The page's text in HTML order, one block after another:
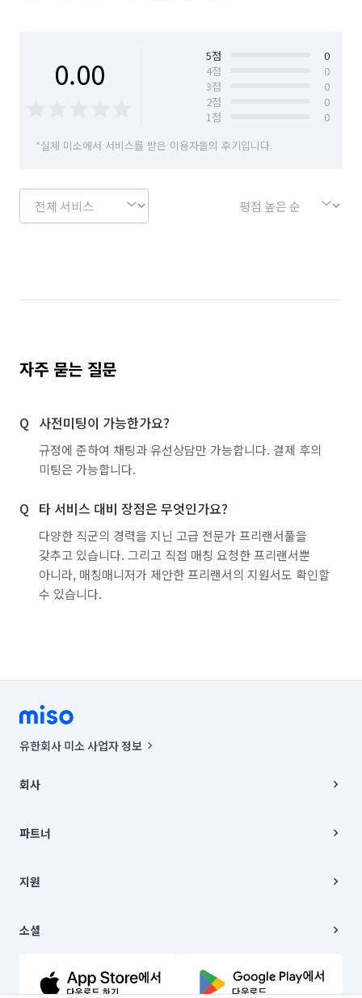
0.00 5점
0
4점
0
3점
0
2점
0
1점
0
*실제 미소에서 서비스를 받은 이용자들의 후기입니다.
자주 묻는 질문
사전미팅이 가능한가요?
규정에 준하여 채팅과 유선상담만 가능합니다. 결제 후의
미팅은 가능합니다.
타 서비스 대비 장점은 무엇인가요?
다양한 직군의 경력을 지닌 고급 전문가 프리랜서풀을
갖추고 있습니다. 그리고 직접 매칭 요청한 프리랜서뿐
아니라, 매칭매니저가 제안한 프리랜서의 지원서도 확인할
수 있습니다.
유한회사 미소 사업자 정보
00019 |
주소 | 본사: 서울특별시 종로구 율곡로 6(중학동, 트윈트리빌딩) B동 5층
컨택센터 : 서울특별시 종로구 수송동 율곡로 24, 7층, 8층 미소
상품, 상품정보, 거래에 관한 의무와 책임은 거래당사자에게 있습니다.
언론 보도 관련 문의:
© 유한회사 미소. Miso, Inc. All Rights Reserved.
회사
채용
파트너
이사
지원
이용약관
문의하기
소셜
유튜브